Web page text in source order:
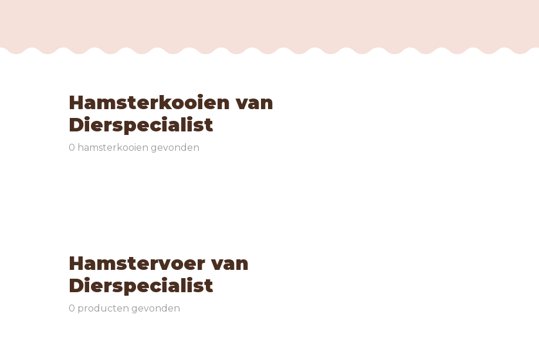
Hamsterkooien van
Dierspecialist
0 hamsterkooien gevonden
Hamstervoer van
Dierspecialist
0 producten gevonden